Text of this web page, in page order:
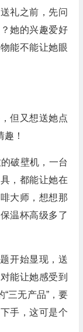
礼之前，先问
她的兴趣爱好
能不能让她眼
但又想送她点
！
破壁机，一台
，都能让她在
大师，想想那
温杯高级多了
开始显现，送
能让她感受到
三无产品”，要
手，这可是个